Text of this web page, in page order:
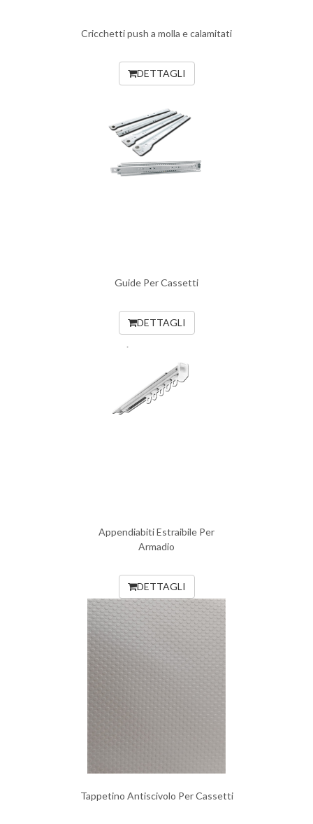
Cricchetti push a molla e calamitati
DETTAGLI
Guide Per Cassetti
DETTAGLI
Appendiabiti Estraibile Per
Armadio
DETTAGLI
Tappetino Antiscivolo Per Cassetti